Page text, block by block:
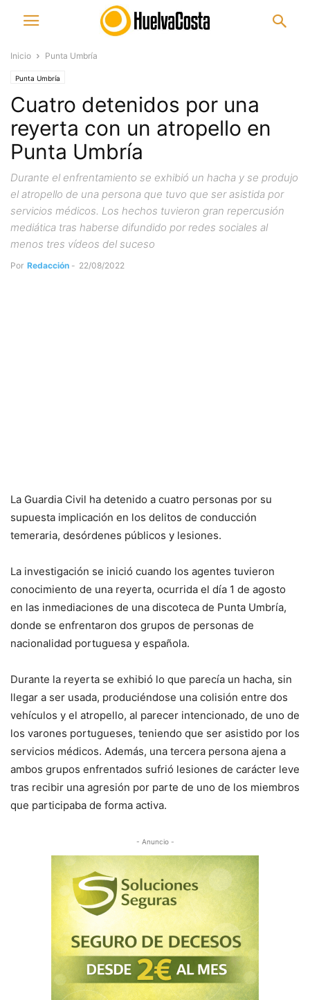
Inicio Punta Umbría
Punta Umbría
Cuatro detenidos por una
reyerta con un atropello en
Punta Umbría
Durante el enfrentamiento se exhibió un hacha y se produjo
el atropello de una persona que tuvo que ser asistida por
servicios médicos. Los hechos tuvieron gran repercusión
mediática tras haberse difundido por redes sociales al
menos tres vídeos del suceso
Por Redacción - 22/08/2022
La Guardia Civil ha detenido a cuatro personas por su
supuesta implicación en los delitos de conducción
temeraria, desórdenes públicos y lesiones.
La investigación se inició cuando los agentes tuvieron
conocimiento de una reyerta, ocurrida el día 1 de agosto
en las inmediaciones de una discoteca de Punta Umbría,
donde se enfrentaron dos grupos de personas de
nacionalidad portuguesa y española.
Durante la reyerta se exhibió lo que parecía un hacha, sin
llegar a ser usada, produciéndose una colisión entre dos
vehículos y el atropello, al parecer intencionado, de uno de
los varones portugueses, teniendo que ser asistido por los
servicios médicos. Además, una tercera persona ajena a
ambos grupos enfrentados sufrió lesiones de carácter leve
tras recibir una agresión por parte de uno de los miembros
que participaba de forma activa.
- Anuncio -